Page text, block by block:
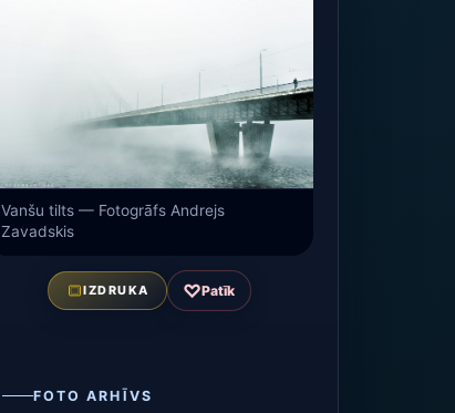
Vanšu tilts — Fotogrāfs Andrejs
Zavadskis
IZDRUKA ♡Patīk
FOTO ARHĪVS